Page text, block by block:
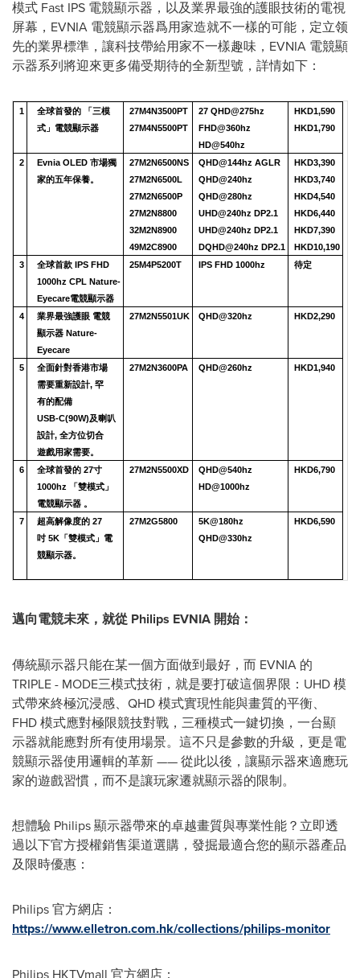
模式 Fast IPS 電競顯示器，以及業界最強的護眼技術的電視
屏幕，EVNIA 電競顯示器爲用家造就不一樣的可能，定立领
先的業界標準，讓科技帶給用家不一樣趣味，EVNIA 電競顯
示器系列將迎來更多備受期待的全新型號，詳情如下：
1
全球首發的 「三模
式」電競顯示器
27M4N3500PT
27M4N5500PT
27 QHD@275hz
FHD@360hz
HD@540hz
HKD1,590
HKD1,790
2 Evnia OLED 市場獨
家的五年保養。
27M2N6500NS
27M2N6500L
27M2N6500P
27M2N8800
32M2N8900
49M2C8900
QHD@144hz AGLR
QHD@240hz
QHD@280hz
UHD@240hz DP2.1
UHD@240hz DP2.1
DQHD@240hz DP2.1
HKD3,390
HKD3,740
HKD4,540
HKD6,440
HKD7,390
HKD10,190
3
全球首款 IPS FHD
1000hz CPL Nature-
Eyecare電競顯示器
25M4P5200T IPS FHD 1000hz 待定
4
業界最強護眼 電競
顯示器 Nature-
Eyecare
27M2N5501UK QHD@320hz HKD2,290
5
全面針對香港市場
需要重新設計, 罕
有的配備
USB-C(90W)及喇叭
設計, 全方位切合
遊戲用家需要。
27M2N3600PA QHD@260hz HKD1,940
6 全球首發的 27寸
1000hz
「雙模式」
電競顯示器 。
27M2N5500XD
QHD@540hz
HD@1000hz
HKD6,790
7 超高解像度的 27
吋 5K「雙模式」電
競顯示器。
27M2G5800
5K@180hz
QHD@330hz
HKD6,590
邁向電競未來，就從 Philips EVNIA 開始：
傳統顯示器只能在某一個方面做到最好，而 EVNIA 的
TRIPLE - MODE三模式技術，就是要打破這個界限：UHD 模
式帶來終極沉浸感、QHD 模式實現性能與畫質的平衡、
FHD 模式應對極限競技對戰，三種模式一鍵切換，一台顯
示器就能應對所有使用場景。這不只是參數的升級，更是電
競顯示器使用邏輯的革新 —— 從此以後，讓顯示器來適應玩
家的遊戲習慣，而不是讓玩家遷就顯示器的限制。
想體驗 Philips 顯示器帶來的卓越畫質與專業性能？立即透
過以下官方授權銷售渠道選購，發掘最適合您的顯示器產品
及限時優惠：
Philips 官方網店：
https://www.elletron.com.hk/collections/philips-monitor
Philips HKTVmall 官方網店：